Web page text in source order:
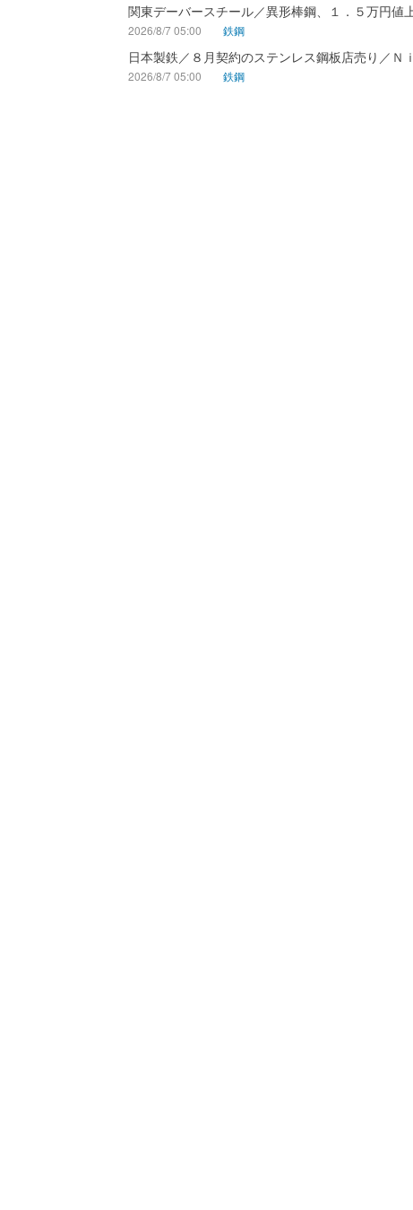
関東デーバースチール／異形棒鋼、１．５万円値
2026/8/7 05:00 鉄鋼
日本製鉄／８月契約のステンレス鋼板店売り／Ｎ
2026/8/7 05:00 鉄鋼